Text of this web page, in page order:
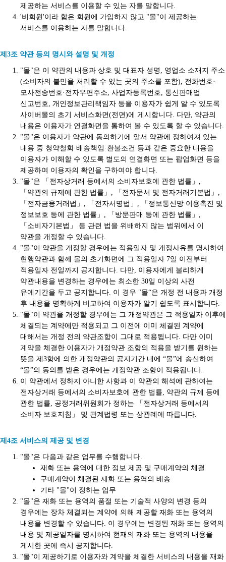
제공하는 서비스를 이용할 수 있는 자를 말합니다.
'비회원'이라 함은 회원에 가입하지 않고 "몰"이 제공하는
서비스를 이용하는 자를 말합니다.
제3조 약관 등의 명시와 설명 및 개정
"몰"은 이 약관의 내용과 상호 및 대표자 성명, 영업소 소재지 주소
(소비자의 불만을 처리할 수 있는 곳의 주소를 포함), 전화번호·
모사전송번호·전자우편주소, 사업자등록번호, 통신판매업
신고번호, 개인정보관리책임자 등을 이용자가 쉽게 알 수 있도록
사이버몰의 초기 서비스화면(전면)에 게시합니다. 다만, 약관의
내용은 이용자가 연결화면을 통하여 볼 수 있도록 할 수 있습니다.
"몰"은 이용자가 약관에 동의하기에 앞서 약관에 정하여져 있는
내용 중 청약철회·배송책임·환불조건 등과 같은 중요한 내용을
이용자가 이해할 수 있도록 별도의 연결화면 또는 팝업화면 등을
제공하여 이용자의 확인을 구하여야 합니다.
"몰"은 「전자상거래 등에서의 소비자보호에 관한 법률」,
「약관의 규제에 관한 법률」, 「전자문서 및 전자거래기본법」,
「전자금융거래법」, 「전자서명법」, 「정보통신망 이용촉진 및
정보보호 등에 관한 법률」, 「방문판매 등에 관한 법률」,
「소비자기본법」 등 관련 법을 위배하지 않는 범위에서 이
약관을 개정할 수 있습니다.
"몰"이 약관을 개정할 경우에는 적용일자 및 개정사유를 명시하여
현행약관과 함께 몰의 초기화면에 그 적용일자 7일 이전부터
적용일자 전일까지 공지합니다. 다만, 이용자에게 불리하게
약관내용을 변경하는 경우에는 최소한 30일 이상의 사전
유예기간을 두고 공지합니다. 이 경우 "몰“은 개정 전 내용과 개정
후 내용을 명확하게 비교하여 이용자가 알기 쉽도록 표시합니다.
"몰"이 약관을 개정할 경우에는 그 개정약관은 그 적용일자 이후에
체결되는 계약에만 적용되고 그 이전에 이미 체결된 계약에
대해서는 개정 전의 약관조항이 그대로 적용됩니다. 다만 이미
계약을 체결한 이용자가 개정약관 조항의 적용을 받기를 원하는
뜻을 제3항에 의한 개정약관의 공지기간 내에 “몰”에 송신하여
“몰”의 동의를 받은 경우에는 개정약관 조항이 적용됩니다.
이 약관에서 정하지 아니한 사항과 이 약관의 해석에 관하여는
전자상거래 등에서의 소비자보호에 관한 법률, 약관의 규제 등에
관한 법률, 공정거래위원회가 정하는 「전자상거래 등에서의
소비자 보호지침」 및 관계법령 또는 상관례에 따릅니다.
제4조 서비스의 제공 및 변경
"몰"은 다음과 같은 업무를 수행합니다.
재화 또는 용역에 대한 정보 제공 및 구매계약의 체결
구매계약이 체결된 재화 또는 용역의 배송
기타 "몰"이 정하는 업무
"몰"은 재화 또는 용역의 품절 또는 기술적 사양의 변경 등의
경우에는 장차 체결되는 계약에 의해 제공할 재화 또는 용역의
내용을 변경할 수 있습니다. 이 경우에는 변경된 재화 또는 용역의
내용 및 제공일자를 명시하여 현재의 재화 또는 용역의 내용을
게시한 곳에 즉시 공지합니다.
"몰"이 제공하기로 이용자와 계약을 체결한 서비스의 내용을 재화